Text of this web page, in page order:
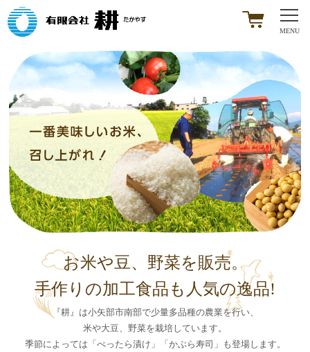
お米や豆、野菜を販売。
手作りの加工食品も人気の逸品!
『耕』は小矢部市南部で少量多品種の農業を行い、
米や大豆、野菜を栽培しています。
季節によっては「べったら漬け」「かぶら寿司」も登場します。